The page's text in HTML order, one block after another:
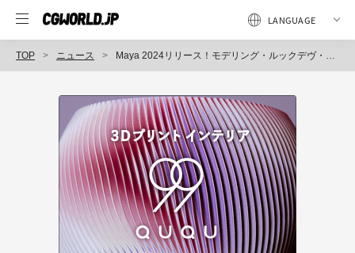
TOP ニュース Maya 2024リリース！モデリング・ルックデヴ・アニメーションまで多岐にわたり進化！